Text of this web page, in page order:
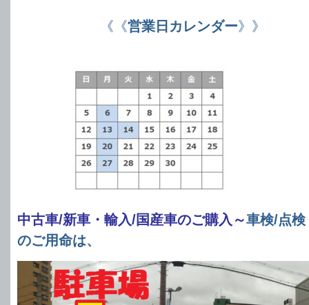
《《営業日カレンダー》》
中古車/新車・輸入/国産車のご購入～車検/点
のご用命は、